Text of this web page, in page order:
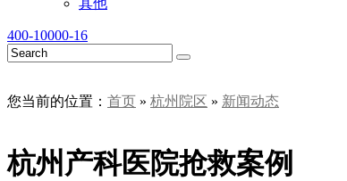
其他
400-10000-16
您当前的位置： 首页 » 杭州院区 » 新闻动态
杭州产科医院抢救案例